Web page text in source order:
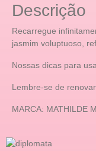
Descrição
Recarregue
jasmim voluptuoso,
Nossas dicas para
Lembre-se de
MARCA: MATHILDE M.